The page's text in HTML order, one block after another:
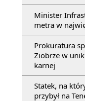
Minister
metra w
Prokuratura
Ziobrze w
karnej
Statek, na
przybył na